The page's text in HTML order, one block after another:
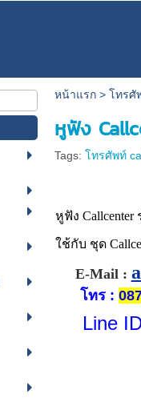
หน้าแรก> โทรศั
หูฟัง
Tags:โทรศัพท์
หูฟัง Callcenter
ใช้กับ ชุด
E-Mail :
โทร:
Line